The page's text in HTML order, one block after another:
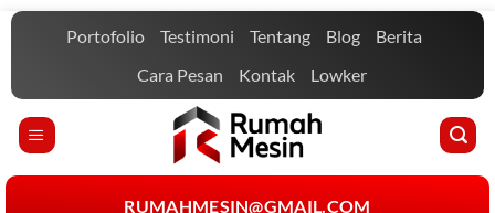
Skip
Portofolio Testimoni Tentang Blog
Berita
Cara Pesan
Kontak Lowker
RUMAHMESIN@GMAIL.COM